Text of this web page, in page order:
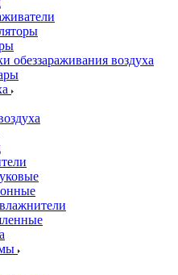
обеззараживания воздуха